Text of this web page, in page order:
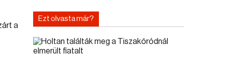
Ezt olvasta már?